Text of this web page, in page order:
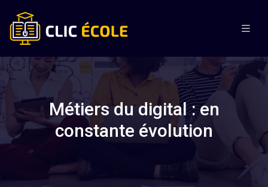
Métiers du digital : en
constante évolution